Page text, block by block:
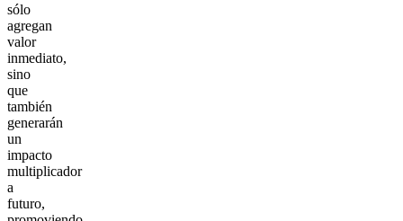
sólo
agregan
valor
inmediato,
sino
que
también
generarán
un
impacto
multiplicador
a
futuro,